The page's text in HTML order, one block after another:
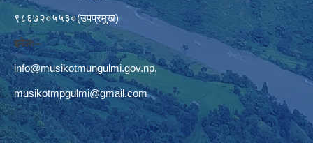
९८६७२०५५३०(उपप्रमुख)
इमेलः–
info@musikotmungulmi.gov.np,
musikotmpgulmi@gmail.com